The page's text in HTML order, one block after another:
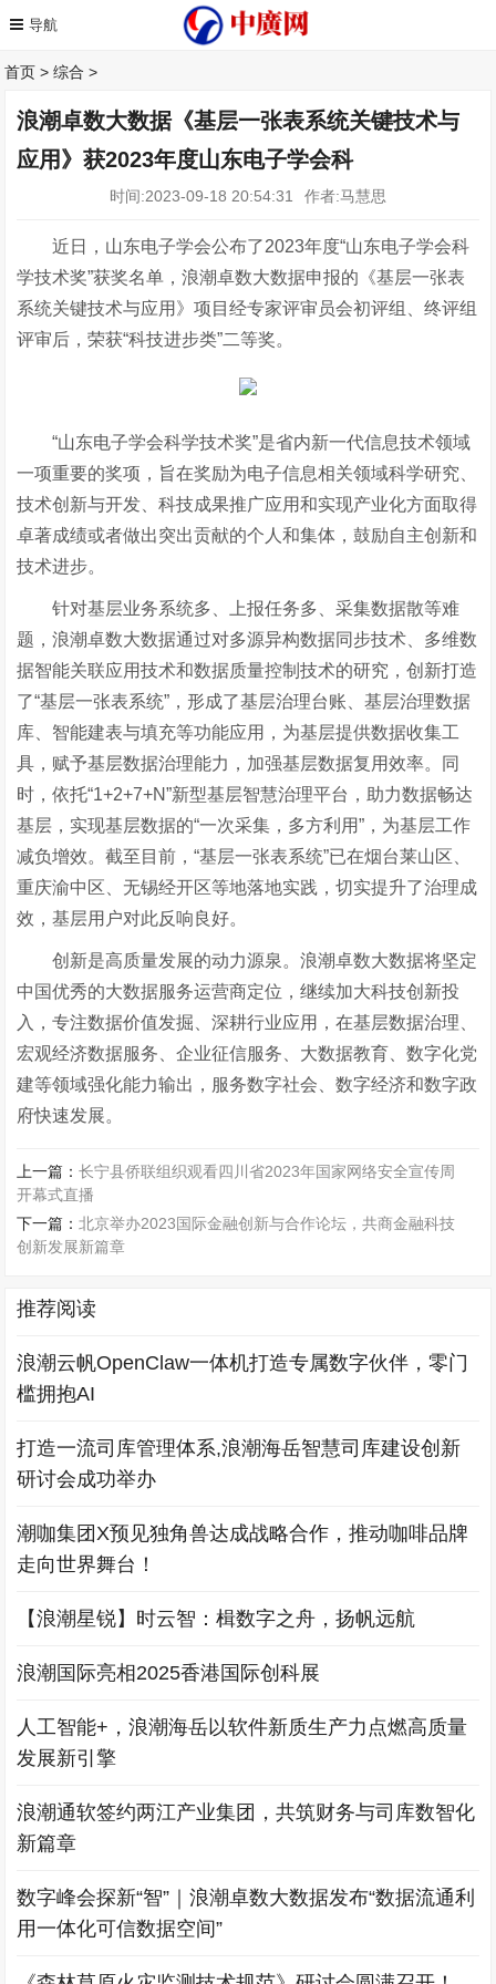
首页 >综合 >
浪潮卓数大数据《基层一张表系统关键技术与
应用》获2023年度山东电子学会科
时间:2023-09-18 20:54:31 作者:马慧思
近日，山东电子学会公布了2023年度“山东电子学会科
学技术奖”获奖名单，浪潮卓数大数据申报的《基层一张表
系统关键技术与应用》项目经专家评审员会初评组、终评组
评审后，荣获“科技进步类”二等奖。
“山东电子学会科学技术奖”是省内新一代信息技术领域
一项重要的奖项，旨在奖励为电子信息相关领域科学研究、
技术创新与开发、科技成果推广应用和实现产业化方面取得
卓著成绩或者做出突出贡献的个人和集体，鼓励自主创新和
技术进步。
针对基层业务系统多、上报任务多、采集数据散等难
题，浪潮卓数大数据通过对多源异构数据同步技术、多维数
据智能关联应用技术和数据质量控制技术的研究，创新打造
了“基层一张表系统”，形成了基层治理台账、基层治理数据
库、智能建表与填充等功能应用，为基层提供数据收集工
具，赋予基层数据治理能力，加强基层数据复用效率。同
时，依托“1+2+7+N”新型基层智慧治理平台，助力数据畅达
基层，实现基层数据的“一次采集，多方利用”，为基层工作
减负增效。截至目前，“基层一张表系统”已在烟台莱山区、
重庆渝中区、无锡经开区等地落地实践，切实提升了治理成
效，基层用户对此反响良好。
创新是高质量发展的动力源泉。浪潮卓数大数据将坚定
中国优秀的大数据服务运营商定位，继续加大科技创新投
入，专注数据价值发掘、深耕行业应用，在基层数据治理、
宏观经济数据服务、企业征信服务、大数据教育、数字化党
建等领域强化能力输出，服务数字社会、数字经济和数字政
府快速发展。
上一篇：长宁县侨联组织观看四川省2023年国家网络安全宣传周
开幕式直播
下一篇：北京举办2023国际金融创新与合作论坛，共商金融科技
创新发展新篇章
推荐阅读
浪潮云帆OpenClaw一体机打造专属数字伙伴，零门
槛拥抱AI
打造一流司库管理体系,浪潮海岳智慧司库建设创新
研讨会成功举办
潮咖集团X预见独角兽达成战略合作，推动咖啡品牌
走向世界舞台！
【浪潮星锐】时云智：楫数字之舟，扬帆远航
浪潮国际亮相2025香港国际创科展
人工智能+，浪潮海岳以软件新质生产力点燃高质量
发展新引擎
浪潮通软签约两江产业集团，共筑财务与司库数智化
新篇章
数字峰会探新“智”｜浪潮卓数大数据发布“数据流通利
用一体化可信数据空间”